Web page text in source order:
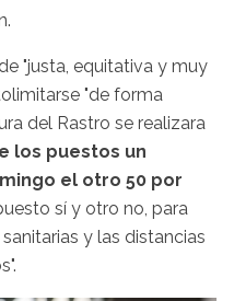
"justa, equitativa y muy
"de forma
del Rastro se realizara
los puestos un
el otro 50 por
sí y otro no, para
y las distancias